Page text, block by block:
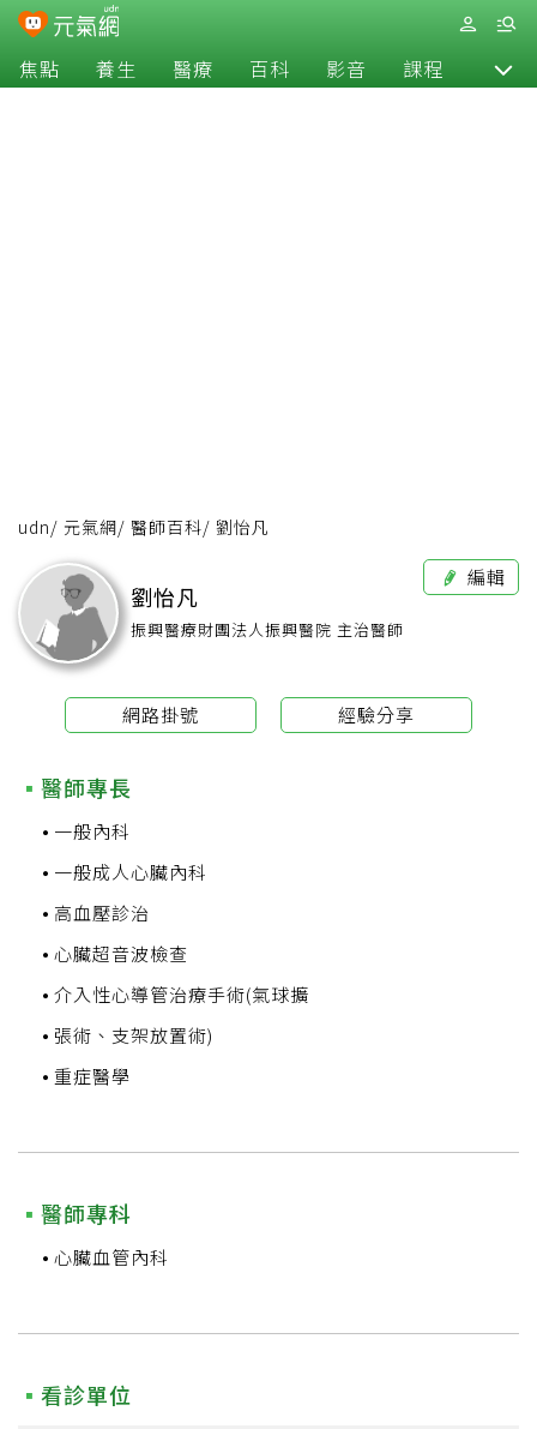
焦點 養生 醫療 百科 影音 課程 退休
udn/ 元氣網/ 醫師百科/ 劉怡凡
編輯
網路掛號 經驗分享
劉怡凡
振興醫療財團法人振興醫院 主治醫師
醫師專長
一般內科
一般成人心臟內科
高血壓診治
心臟超音波檢查
介入性心導管治療手術(氣球擴
張術、支架放置術)
重症醫學
醫師專科
心臟血管內科
看診單位